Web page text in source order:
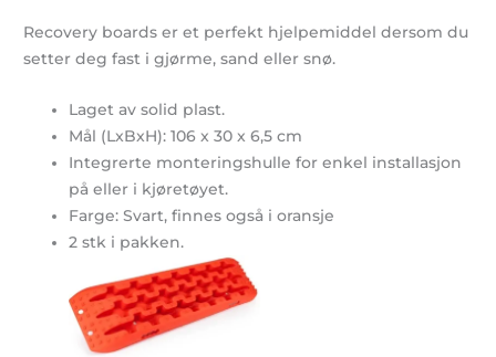
Recovery boards er et perfekt hjelpemiddel dersom du
setter deg fast i gjørme, sand eller snø.
Laget av solid plast.
Mål (LxBxH): 106 x 30 x 6,5 cm
Integrerte monteringshulle for enkel installasjon
på eller i kjøretøyet.
Farge: Svart, finnes også i oransje
2 stk i pakken.